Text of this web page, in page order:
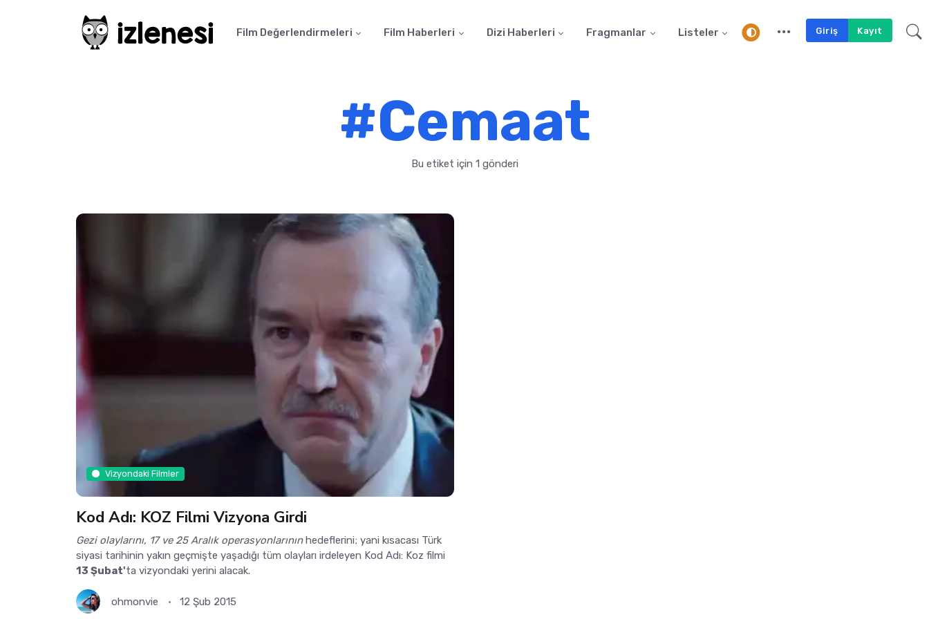
Film Değerlendirmeleri Film Haberleri Dizi Haberleri Fragmanlar Listeler Giriş Kayıt
#Cemaat
Bu etiket için 1 gönderi
Vizyondaki Filmler
Kod Adı: KOZ Filmi Vizyona Girdi
Gezi olaylarını, 17 ve 25 Aralık operasyonlarınınhedeflerini; yani kısacası Türk
siyasi tarihinin yakın geçmişte yaşadığı tüm olayları irdeleyen Kod Adı: Koz filmi
13 Şubat'ta vizyondaki yerini alacak.
ohmonvie 12 Şub 2015